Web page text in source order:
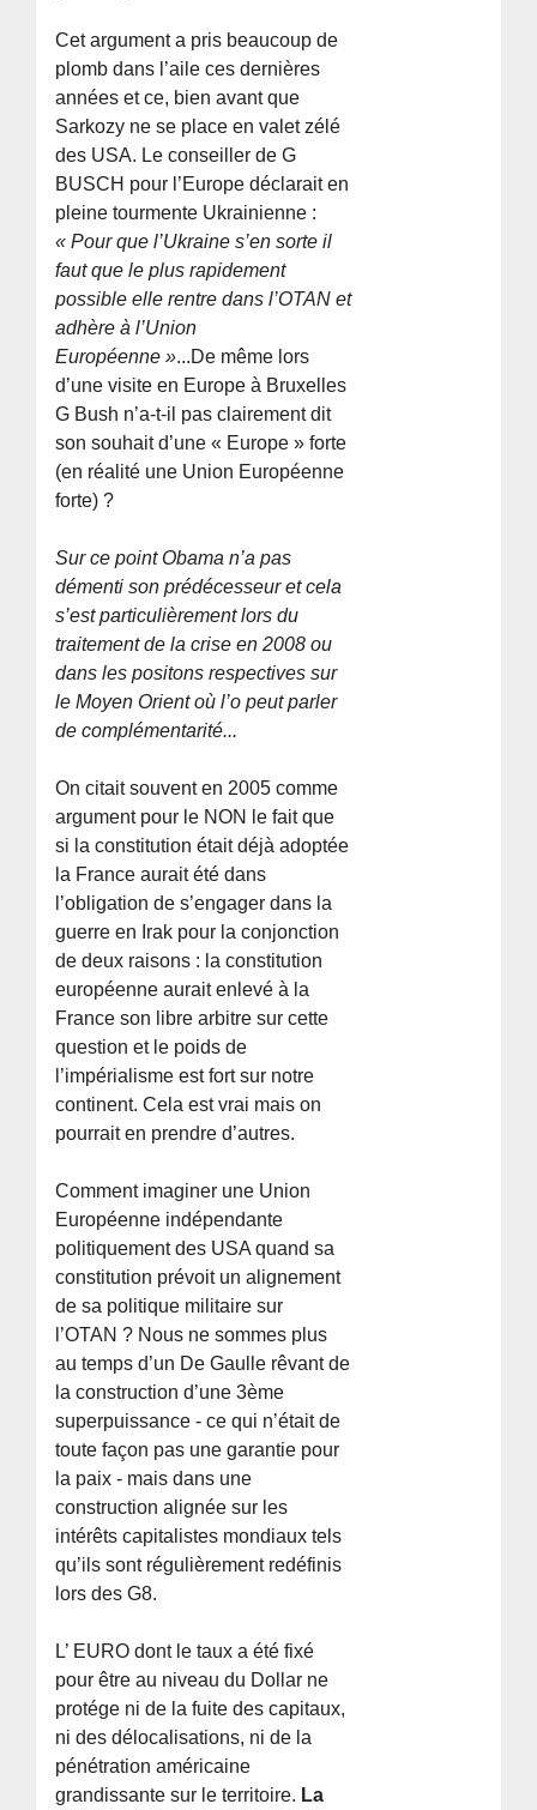
Cet argument a pris beaucoup de
plomb dans l’aile ces dernières
années et ce, bien avant que
Sarkozy ne se place en valet zélé
des USA. Le conseiller de G
BUSCH pour l’Europe déclarait en
pleine tourmente Ukrainienne :
« Pour que l’Ukraine s’en sorte il
faut que le plus rapidement
possible elle rentre dans l’OTAN et
adhère à l’Union
Européenne »...De même lors
d’une visite en Europe à Bruxelles
G Bush n’a-t-il pas clairement dit
son souhait d’une « Europe » forte
(en réalité une Union Européenne
forte) ?
Sur ce point Obama n’a pas
démenti son prédécesseur et cela
s’est particulièrement lors du
traitement de la crise en 2008 ou
dans les positons respectives sur
le Moyen Orient où l’o peut parler
de complémentarité...
On citait souvent en 2005 comme
argument pour le NON le fait que
si la constitution était déjà adoptée
la France aurait été dans
l’obligation de s’engager dans la
guerre en Irak pour la conjonction
de deux raisons : la constitution
européenne aurait enlevé à la
France son libre arbitre sur cette
question et le poids de
l’impérialisme est fort sur notre
continent. Cela est vrai mais on
pourrait en prendre d’autres.
Comment imaginer une Union
Européenne indépendante
politiquement des USA quand sa
constitution prévoit un alignement
de sa politique militaire sur
l’OTAN ? Nous ne sommes plus
au temps d’un De Gaulle rêvant de
la construction d’une 3ème
superpuissance - ce qui n’était de
toute façon pas une garantie pour
la paix - mais dans une
construction alignée sur les
intérêts capitalistes mondiaux tels
qu’ils sont régulièrement redéfinis
lors des G8.
L’ EURO dont le taux a été fixé
pour être au niveau du Dollar ne
protége ni de la fuite des capitaux,
ni des délocalisations, ni de la
pénétration américaine
grandissante sur le territoire. La